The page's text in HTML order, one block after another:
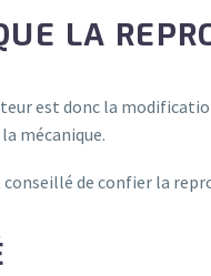
LA
est donc la
mécanique.
de confier la